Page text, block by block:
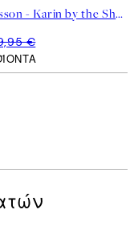
Carl Larsson - Karin by the Shore Poster
€